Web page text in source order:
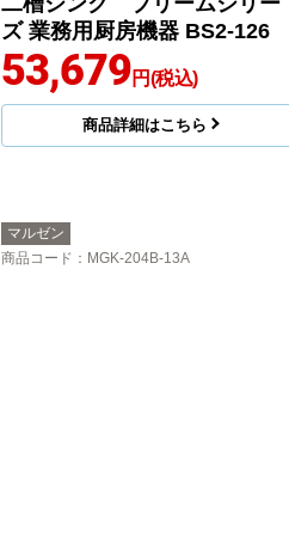
ズ 業務用厨房機器 BS2-126
53,679円(税込)
商品詳細はこちら
マルゼン
商品コード ：MGK-204B-13A